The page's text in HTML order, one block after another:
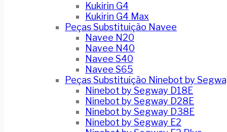
Kukirin G4
Kukirin G4 Max
Peças Substituição Navee
Navee N20
Navee N40
Navee S40
Navee S65
Peças Substituição Ninebot by
Ninebot by Segway D18E
Ninebot by Segway D28E
Ninebot by Segway D38E
Ninebot by Segway E2